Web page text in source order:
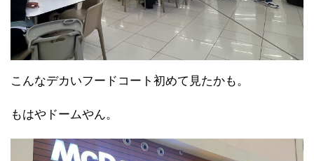
こんなデカいフードコート初めて見たかも。
もはやドームやん。